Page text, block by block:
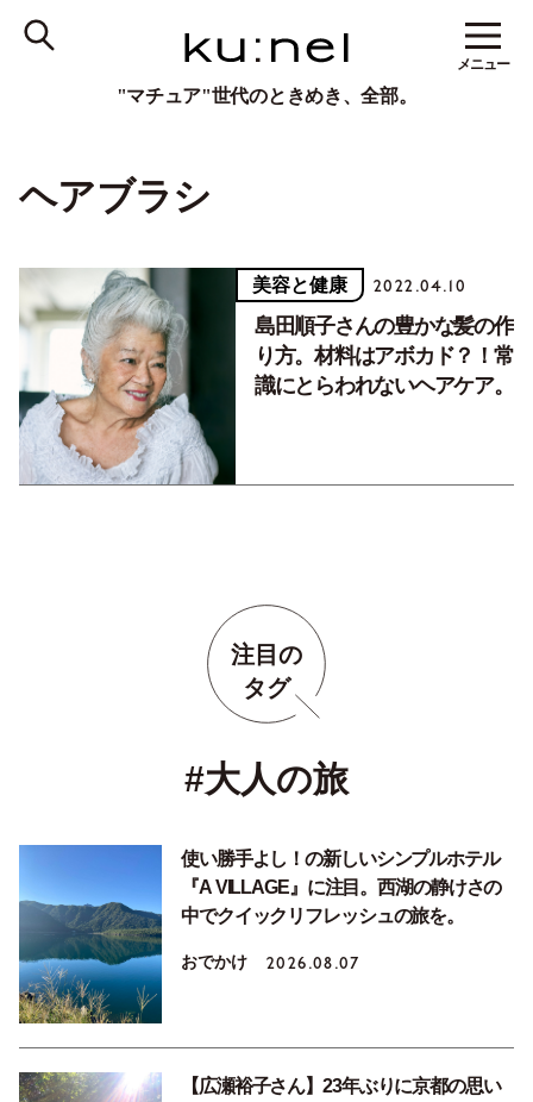
"マチュア"世代のときめき、全部。
メニュー
ヘアブラシ
美容と健康 2022.04.10
島田順子さんの豊かな髪の作
り方。材料はアボカド？！常
識にとらわれないヘアケア。
注目の
タグ
#大人の旅
使い勝手よし！の新しいシンプルホテル
『A VILLAGE』に注目。西湖の静けさの
中でクイックリフレッシュの旅を。
おでかけ 2026.08.07
【広瀬裕子さん】23年ぶりに京都の思い